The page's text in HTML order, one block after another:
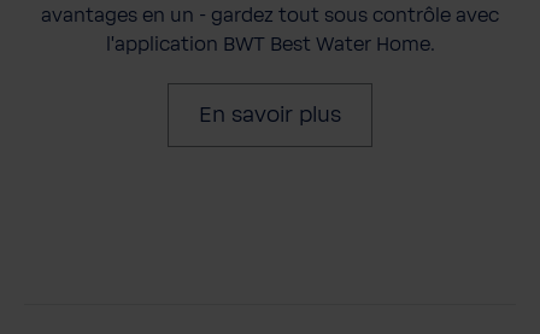
avantages en un - gardez tout sous contrôle avec
l'application BWT Best Water Home.
En savoir plus